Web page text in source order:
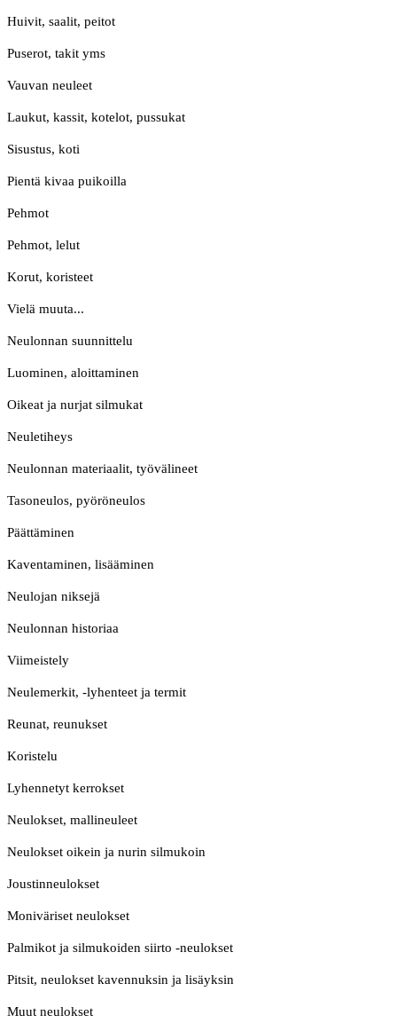
Huivit, saalit, peitot
Puserot, takit yms
Vauvan neuleet
Laukut, kassit, kotelot, pussukat
Sisustus, koti
Pientä kivaa puikoilla
Pehmot
Pehmot, lelut
Korut, koristeet
Vielä muuta...
Neulonnan suunnittelu
Luominen, aloittaminen
Oikeat ja nurjat silmukat
Neuletiheys
Neulonnan materiaalit, työvälineet
Tasoneulos, pyöröneulos
Päättäminen
Kaventaminen, lisääminen
Neulojan niksejä
Neulonnan historiaa
Viimeistely
Neulemerkit, -lyhenteet ja termit
Reunat, reunukset
Koristelu
Lyhennetyt kerrokset
Neulokset, mallineuleet
Neulokset oikein ja nurin silmukoin
Joustinneulokset
Moniväriset neulokset
Palmikot ja silmukoiden siirto -neulokset
Pitsit, neulokset kavennuksin ja lisäyksin
Muut neulokset